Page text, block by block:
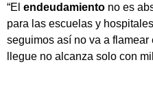
“El endeudamiento no es
para las escuelas y
seguimos así no va a
llegue no alcanza solo con